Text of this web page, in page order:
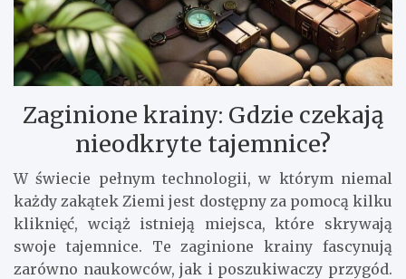
Zaginione krainy: Gdzie czekają
nieodkryte tajemnice?
W świecie pełnym technologii, w którym niemal
każdy zakątek Ziemi jest dostępny za pomocą kilku
kliknięć, wciąż istnieją miejsca, które skrywają
swoje tajemnice. Te zaginione krainy fascynują
zarówno naukowców, jak i poszukiwaczy przygód.